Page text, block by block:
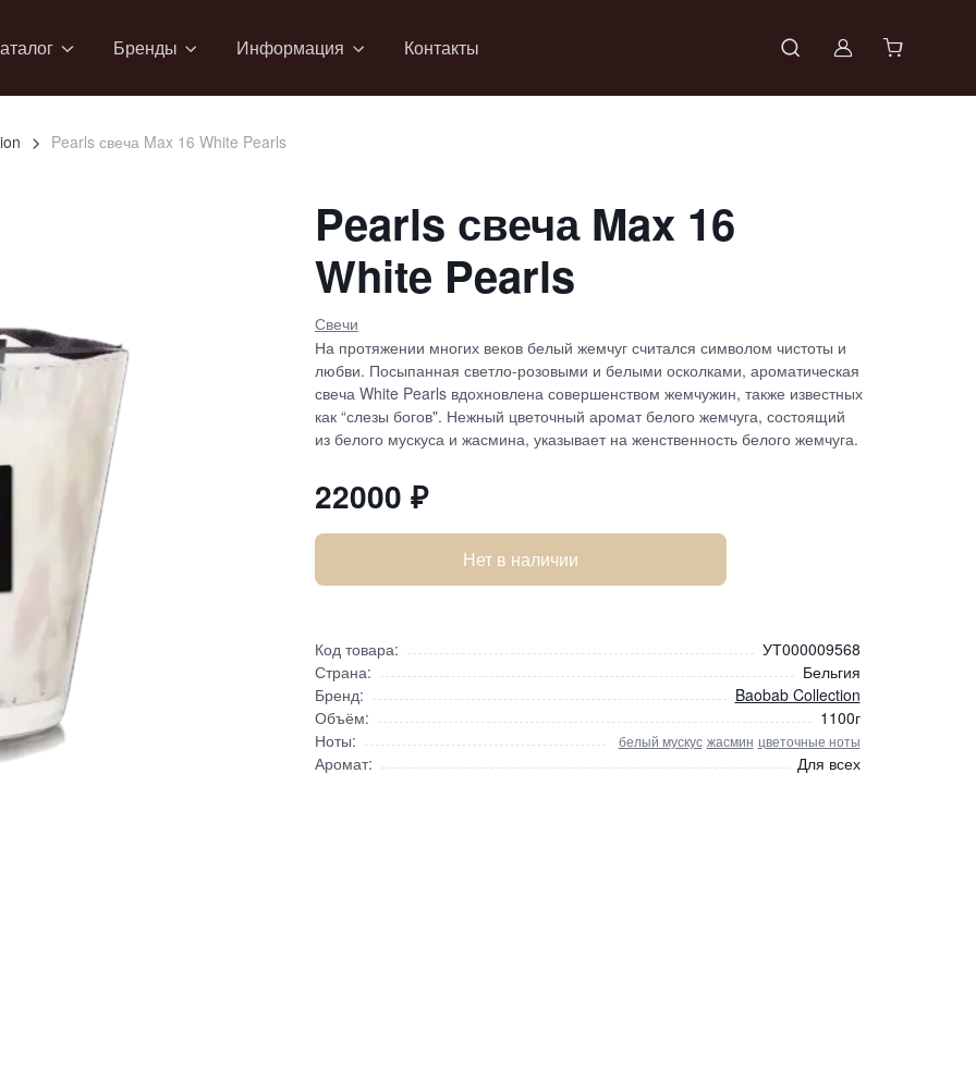
Бренды Информация Контакты Войти в
Pearls свеча Max 16 White Pearls
Pearls свеча Max 16
White Pearls
Свечи
На протяжении многих веков белый жемчуг считался символом чистоты и
любви. Посыпанная светло-розовыми и белыми осколками, ароматическая
свеча White Pearls вдохновлена совершенством жемчужин, также известных
как “слезы богов". Нежный цветочный аромат белого жемчуга, состоящий
из белого мускуса и жасмина, указывает на женственность белого жемчуга.
22000 ₽
Нет в наличии
Код товара:
УТ000009568
Страна:
Бельгия
Бренд:
Baobab Collection
Объём:
1100г
Ноты:
белый мускус жасмин цветочные ноты
Аромат: Для всех